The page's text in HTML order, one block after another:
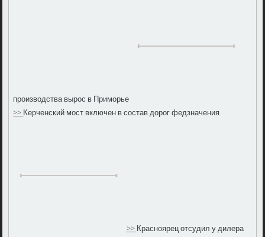
производства вырос в Приморье
>>Керченский мост включен в состав дорог федзначения
>>Красноярец отсудил у дилера